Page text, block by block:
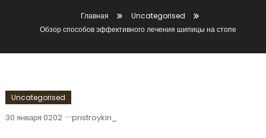
Главная
Uncategorised
Обзор способов эффективного лечения шипицы на стопе
Uncategorised
30 января 0202 pristroykin_